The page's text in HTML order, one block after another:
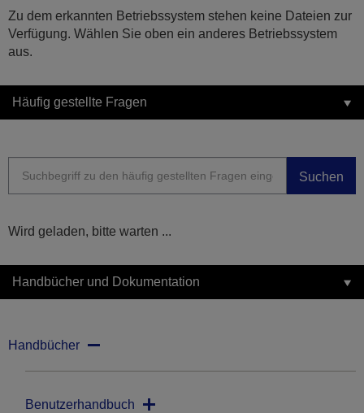
Zu dem erkannten Betriebssystem stehen keine Dateien zur
Verfügung. Wählen Sie oben ein anderes Betriebssystem
aus.
Häufig gestellte Fragen
Suchen
Wird geladen, bitte warten ...
Handbücher und Dokumentation
Handbücher
Benutzerhandbuch